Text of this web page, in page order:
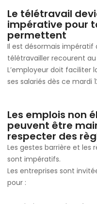
Le télétravail
impérative pour
permettent
Il est désormais impératif
télétravailler recourent
L’employeur doit faciliter
ses salariés dès ce mardi
Les emplois non
peuvent être
respecter des
Les gestes barrière et les
sont impératifs.
Les entreprises sont
pour :